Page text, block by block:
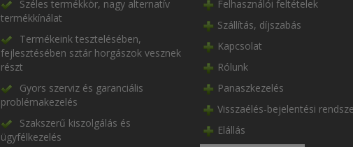
Széles termékkör, nagy alternatív
termékkínálat
Termékeink tesztelésében,
fejlesztésében sztár horgászok vesznek
részt
Gyors szerviz és garanciális
problémakezelés
Szakszerű kiszolgálás és
ügyfélkezelés
Felhasználói feltételek
Szállítás, díjszabás
Kapcsolat
Rólunk
Panaszkezelés
Visszaélés-bejelentési
Elállás